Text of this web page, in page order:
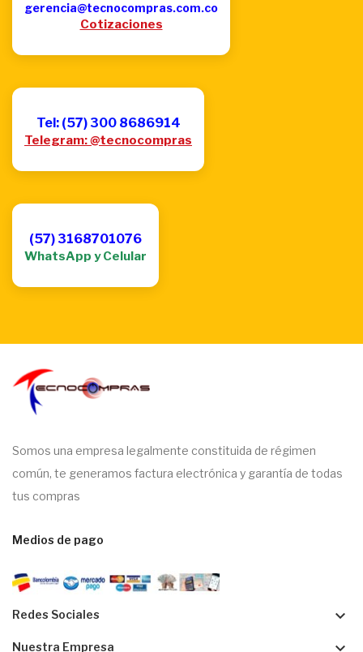
gerencia@tecnocompras.com.co
Cotizaciones
Tel: (57) 300 8686914
Telegram: @tecnocompras
(57) 3168701076
WhatsApp y Celular
Somos una empresa legalmente constituida de régimen
común, te generamos factura electrónica y garantía de todas
tus compras
Medios de pago
Redes Sociales keyboard_arrow_down
Nuestra Empresa